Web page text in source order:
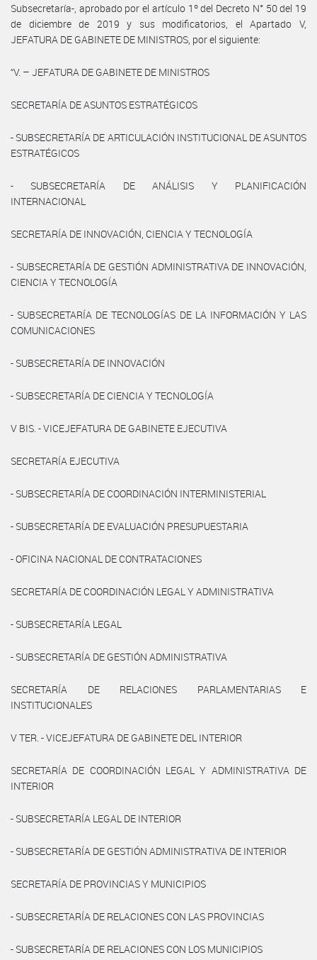
Subsecretaría-, aprobado por el artículo 1º del Decreto N° 50 del 19
de diciembre de 2019 y sus modificatorios, el Apartado V,
JEFATURA DE GABINETE DE MINISTROS, por el siguiente:
“V. – JEFATURA DE GABINETE DE MINISTROS
SECRETARÍA DE ASUNTOS ESTRATÉGICOS
- SUBSECRETARÍA DE ARTICULACIÓN INSTITUCIONAL DE ASUNTOS
ESTRATÉGICOS
- SUBSECRETARÍA DE ANÁLISIS Y PLANIFICACIÓN
INTERNACIONAL
SECRETARÍA DE INNOVACIÓN, CIENCIA Y TECNOLOGÍA
- SUBSECRETARÍA DE GESTIÓN ADMINISTRATIVA DE INNOVACIÓN,
CIENCIA Y TECNOLOGÍA
- SUBSECRETARÍA DE TECNOLOGÍAS DE LA INFORMACIÓN Y LAS
COMUNICACIONES
- SUBSECRETARÍA DE INNOVACIÓN
- SUBSECRETARÍA DE CIENCIA Y TECNOLOGÍA
V BIS. - VICEJEFATURA DE GABINETE EJECUTIVA
SECRETARÍA EJECUTIVA
- SUBSECRETARÍA DE COORDINACIÓN INTERMINISTERIAL
- SUBSECRETARÍA DE EVALUACIÓN PRESUPUESTARIA
- OFICINA NACIONAL DE CONTRATACIONES
SECRETARÍA DE COORDINACIÓN LEGAL Y ADMINISTRATIVA
- SUBSECRETARÍA LEGAL
- SUBSECRETARÍA DE GESTIÓN ADMINISTRATIVA
SECRETARÍA DE RELACIONES PARLAMENTARIAS E
INSTITUCIONALES
V TER. - VICEJEFATURA DE GABINETE DEL INTERIOR
SECRETARÍA DE COORDINACIÓN LEGAL Y ADMINISTRATIVA DE
INTERIOR
- SUBSECRETARÍA LEGAL DE INTERIOR
- SUBSECRETARÍA DE GESTIÓN ADMINISTRATIVA DE INTERIOR
SECRETARÍA DE PROVINCIAS Y MUNICIPIOS
- SUBSECRETARÍA DE RELACIONES CON LAS PROVINCIAS
- SUBSECRETARÍA DE RELACIONES CON LOS MUNICIPIOS